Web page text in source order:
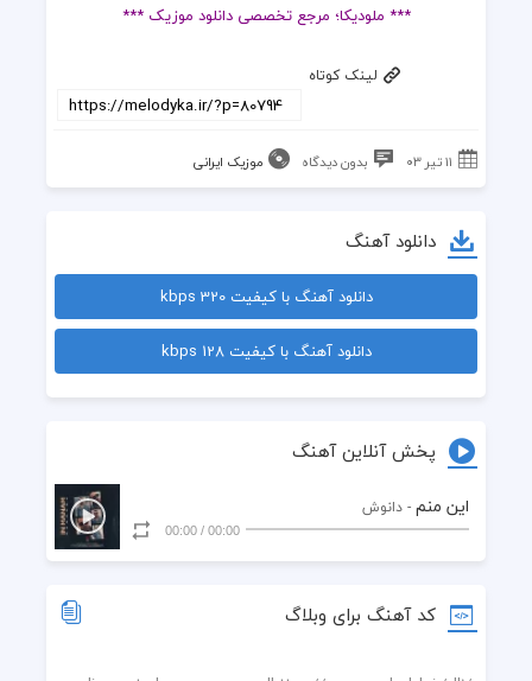
*** ملودیکا؛ مرجع تخصصی دانلود موزیک ***
لینک کوتاه
۱۱ تیر ۰۳ بدون دیدگاه موزیک ایرانی
دانلود آهنگ
دانلود آهنگ با کیفیت 320 kbps
دانلود آهنگ با کیفیت 128 kbps
پخش آنلاین آهنگ
این منم - دانوش
00:00
/
00:00
کد آهنگ برای وبلاگ